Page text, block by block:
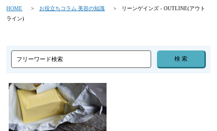
HOME > お役立ちコラム 美容の知識
> リーンゲインズ - OUTLINE(アウト
ライン)